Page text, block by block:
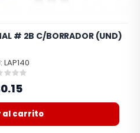
# 2B C/BORRADOR (UND)
LAP140
Rating:
al carrito